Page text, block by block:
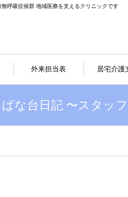
吸症候群 地域医療を支えるクリニックです
外来担当表 居宅介護
な台日記 〜スタッ